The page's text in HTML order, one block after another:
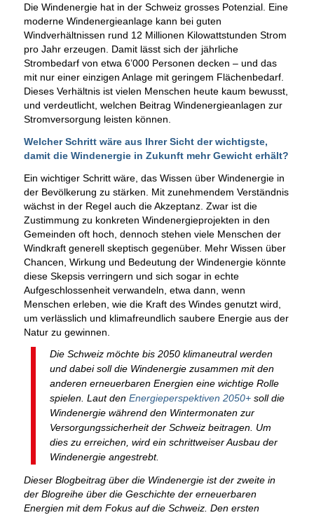
Die Windenergie hat in der Schweiz grosses Potenzial. Eine
moderne Windenergieanlage kann bei guten
Windverhältnissen rund 12 Millionen Kilowattstunden Strom
pro Jahr erzeugen. Damit lässt sich der jährliche
Strombedarf von etwa 6’000 Personen decken – und das
mit nur einer einzigen Anlage mit geringem Flächenbedarf.
Dieses Verhältnis ist vielen Menschen heute kaum bewusst,
und verdeutlicht, welchen Beitrag Windenergieanlagen zur
Stromversorgung leisten können.
Welcher Schritt wäre aus Ihrer Sicht der wichtigste,
damit die Windenergie in Zukunft mehr Gewicht erhält?
Ein wichtiger Schritt wäre, das Wissen über Windenergie in
der Bevölkerung zu stärken. Mit zunehmendem Verständnis
wächst in der Regel auch die Akzeptanz. Zwar ist die
Zustimmung zu konkreten Windenergieprojekten in den
Gemeinden oft hoch, dennoch stehen viele Menschen der
Windkraft generell skeptisch gegenüber. Mehr Wissen über
Chancen, Wirkung und Bedeutung der Windenergie könnte
diese Skepsis verringern und sich sogar in echte
Aufgeschlossenheit verwandeln, etwa dann, wenn
Menschen erleben, wie die Kraft des Windes genutzt wird,
um verlässlich und klimafreundlich saubere Energie aus der
Natur zu gewinnen.
Die Schweiz möchte bis 2050 klimaneutral werden
und dabei soll die Windenergie zusammen mit den
anderen erneuerbaren Energien eine wichtige Rolle
spielen. Laut den Energieperspektiven 2050+soll die
Windenergie während den Wintermonaten zur
Versorgungssicherheit der Schweiz beitragen. Um
dies zu erreichen, wird ein schrittweiser Ausbau der
Windenergie angestrebt.
Dieser Blogbeitrag über die Windenergie ist der zweite in
der Blogreihe über die Geschichte der erneuerbaren
Energien mit dem Fokus auf die Schweiz. Den ersten